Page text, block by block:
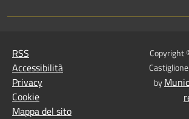
RSS
Accessibilità
Privacy
Cookie
Mappa del sito
Copyright
by